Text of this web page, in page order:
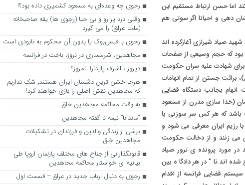
اما حسن ارتباط مستقیم این
دهی و احیانا اگر سوتی هم
صیاد شیرازی آغازکرده اند
بود که حجم وسیعی از صفحات
شهادت علیه سران حکومت
برائت جستن از تمام اتهامات
اتهام بجانب دستگاه قضایی
(خدا سازی مدرن از مسعود
باشد که هر کس سر سوزنی با
رژیم ایران معرفی می شود و
می زنند و از دخالت حکومت
مورد پرونده ی ترور صیاد
اند تا " در هر دادگا ه بین
قضایی فرانسه از اقدام
رجوی چه وعده‌ای به مسعود کشمیری داده بود؟!
وقتی دزد پر رو و بی حیا (رجوی ها) یقه صاحبخانه
(ملت عراق) را می گیرد
رجوی با فیس‌بوک یا بدون آن محکوم به نابودی است
مجاهدین، شرم‎ساری در نروژ، باخت در فرانسه
ديروز ، اشرف پايدار!…امروز؟
هرجا خشن ترین دشمنان ایران هستند٬ شک نداریم
که مجاهدین نقش اصلی را بازی خواهند کرد!
به وقت محاکمه مجاهدین خلق
“ماندانا” نیمه نا گفته مجاهدین
برشی از زندگی والدین و فرزندان در تشکیلات
مجاهدین خلق
قانونگذارانی از جناح های مختلف پارلمان اروپا طی
بیانیه ای خواستار محاکمه مجاهدین
رجوی به دنبال ارباب جدید در عراق – قسمت اول